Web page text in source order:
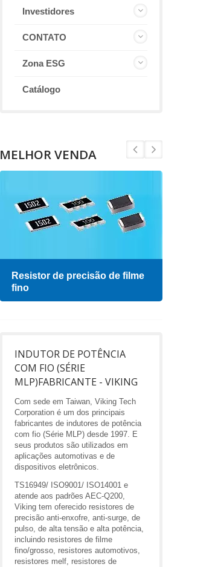
Investidores
CONTATO
Zona ESG
Catálogo
MELHOR VENDA
Resistor de precisão de filme
fino
INDUTOR DE POTÊNCIA
COM FIO (SÉRIE
MLP)FABRICANTE - VIKING
Com sede em Taiwan, Viking Tech
Corporation é um dos principais
fabricantes de indutores de potência
com fio (Série MLP) desde 1997. E
seus produtos são utilizados em
aplicações automotivas e de
dispositivos eletrônicos.
TS16949/ ISO9001/ ISO14001 e
atende aos padrões AEC-Q200,
Viking tem oferecido resistores de
precisão anti-enxofre, anti-surge, de
pulso, de alta tensão e alta potência,
incluindo resistores de filme
fino/grosso, resistores automotivos,
resistores melf, resistores de